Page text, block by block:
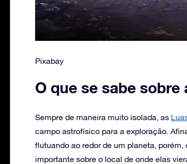
Pixabay
O que se sabe
Sempre de maneira muito isolada, as
campo astrofísico para a exploração.
flutuando ao redor de um planeta,
importante sobre o local de onde elas